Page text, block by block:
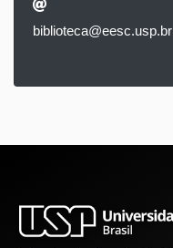
biblioteca@eesc.usp.br